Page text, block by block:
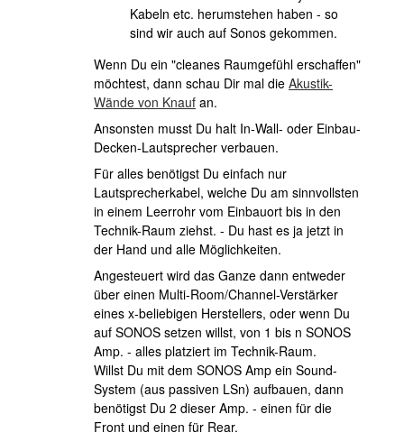
Kabeln etc. herumstehen haben - so
sind wir auch auf Sonos gekommen.
Wenn Du ein "cleanes Raumgefühl erschaffen"
möchtest, dann schau Dir mal die Akustik-
Wände von Knauf an.
Ansonsten musst Du halt In-Wall- oder Einbau-
Decken-Lautsprecher verbauen.
Für alles benötigst Du einfach nur
Lautsprecherkabel, welche Du am sinnvollsten
in einem Leerrohr vom Einbauort bis in den
Technik-Raum ziehst. - Du hast es ja jetzt in
der Hand und alle Möglichkeiten.
Angesteuert wird das Ganze dann entweder
über einen Multi-Room/Channel-Verstärker
eines x-beliebigen Herstellers, oder wenn Du
auf SONOS setzen willst, von 1 bis n SONOS
Amp. - alles platziert im Technik-Raum.
Willst Du mit dem SONOS Amp ein Sound-
System (aus passiven LSn) aufbauen, dann
benötigst Du 2 dieser Amp. - einen für die
Front und einen für Rear.